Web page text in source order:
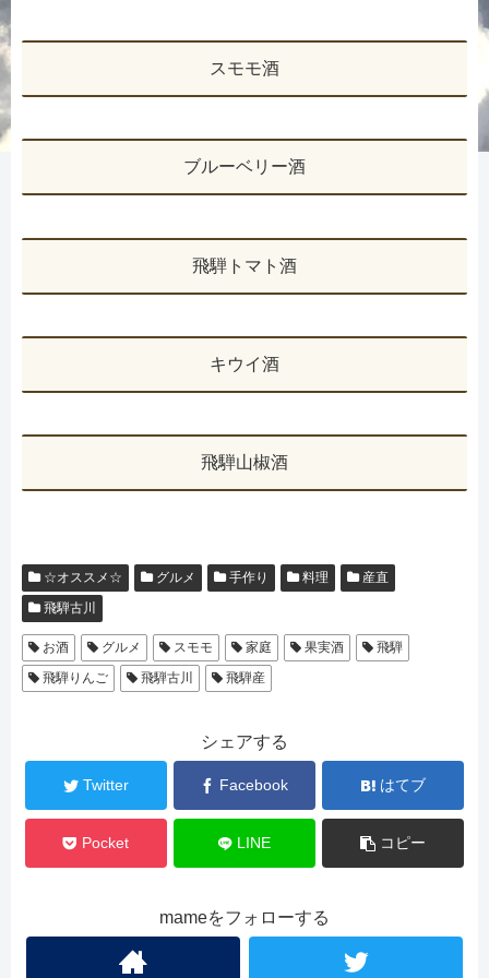
スモモ酒
ブルーベリー酒
飛騨トマト酒
キウイ酒
飛騨山椒酒
☆オススメ☆ グルメ 手作り 料理
産直
飛騨古川
お酒 グルメ スモモ 家庭 果実酒
飛騨
飛騨りんご
飛騨古川 飛騨産
シェアする
Twitter Facebook はてブ
Pocket LINE コピー
mameをフォローする